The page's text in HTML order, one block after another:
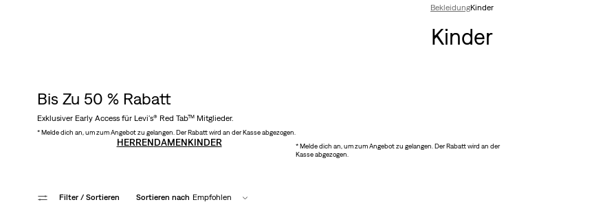
BekleidungKinder
Kinder
Bis Zu 50 % Rabatt
Exklusiver Early Access für Levi's® Red Tab™ Mitglieder.
* Melde dich an, um zum Angebot zu gelangen. Der Rabatt wird an der Kasse abgezogen.
HERRENDAMENKINDER
* Melde dich an, um zum Angebot zu gelangen. Der Rabatt wird an der
Kasse abgezogen.
Filter / Sortieren Sortieren nach Empfohlen